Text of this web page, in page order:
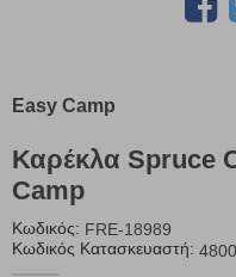
Easy Camp
Καρέκλα Spruce
Camp
Κωδικός: FRE-18989
Κωδικός Κατασκευαστή: